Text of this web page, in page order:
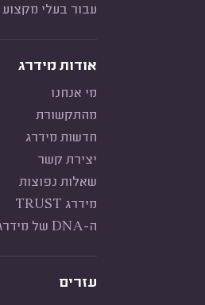
עבור בעלי מקצוע
אודות מידרג
מי אנחנו
מהתקשורת
חדשות מידרג
יצירת קשר
שאלות נפוצות
מידרג TRUST
ה-DNA של מידרג
עזרים